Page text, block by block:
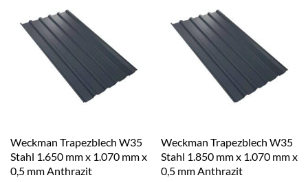
Weckman Trapezblech W35
Stahl 1.650 mm x 1.070 mm x
0,5 mm Anthrazit
Weckman Trapezblech W35
Stahl 1.850 mm x 1.070 mm x
0,5 mm Anthrazit